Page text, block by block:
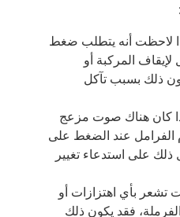
لاحظت أنه يتطلب ضغط
المركبة أو
ذلك بسبب تآكل
كان هناك صوت مزعج
عند الضغط على
على استدعاء تغيير
تشعر بأي اهتزازات أو
فقد يكون ذلك